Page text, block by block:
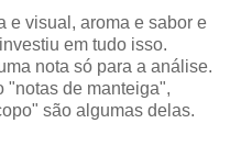
e visual, aroma e sabor e
em tudo isso.
nota só para a análise.
"notas de manteiga",
são algumas delas.